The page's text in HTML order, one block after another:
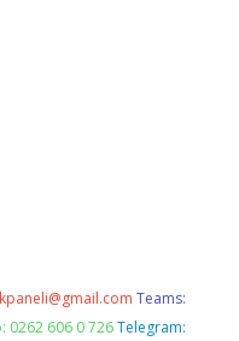
Teams:
0262 606 0 726 Telegram: